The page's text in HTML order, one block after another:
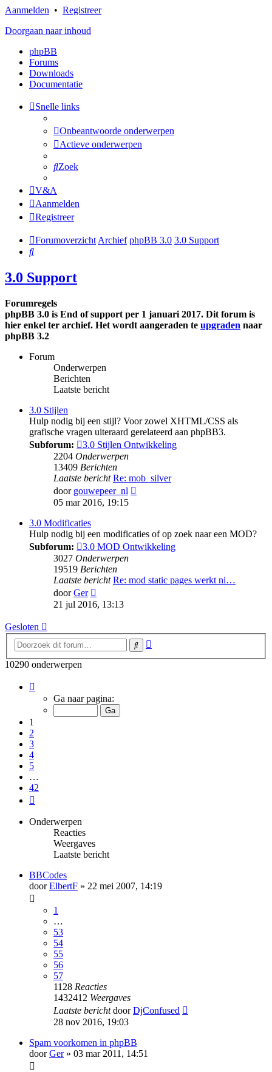
Aanmelden • Registreer
Doorgaan naar inhoud
phpBB
Forums
Downloads
Documentatie
Snelle links
Onbeantwoorde onderwerpen
Actieve onderwerpen
Zoek
V&A
Aanmelden
Registreer
Forumoverzicht Archief phpBB 3.0 3.0 Support
Zoek
3.0 Support
Forumregels
phpBB 3.0 is End of support per 1 januari 2017. Dit forum is
hier enkel ter archief. Het wordt aangeraden te upgraden naar
phpBB 3.2
Forum
Onderwerpen
Berichten
Laatste bericht
3.0 Stijlen
Hulp nodig bij een stijl? Voor zowel XHTML/CSS als
grafische vragen uiteraard gerelateerd aan phpBB3.
Subforum:
3.0 Stijlen Ontwikkeling
2204 Onderwerpen
13409 Berichten
Laatste bericht Re: mob_silver
door gouwepeer_nl
05 mar 2016, 19:15
3.0 Modificaties
Hulp nodig bij een modificaties of op zoek naar een MOD?
Subforum:
3.0 MOD Ontwikkeling
3027 Onderwerpen
19519 Berichten
Laatste bericht Re: mod static pages werkt ni…
doorGer
laatste
bericht
21 jul 2016, 13:13
Gesloten
Zoek
10290 onderwerpen
van
Ga naar pagina:
1
2
3
4
5
…
42
Onderwerpen
Reacties
Weergaves
Laatste bericht
BBCodes
doorElbertF » 22 mei 2007, 14:19
1
…
53
54
55
56
57
1128 Reacties
1432412 Weergaves
Laatste berichtdoorDjConfused
28 nov 2016, 19:03
Spam voorkomen in phpBB
doorGer» 03 mar 2011, 14:51